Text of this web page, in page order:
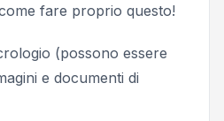
fare proprio questo!
(possono essere
e documenti di